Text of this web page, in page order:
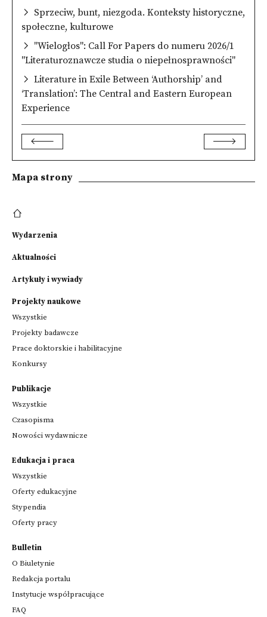
Sprzeciw, bunt, niezgoda. Konteksty historyczne,
społeczne, kulturowe
"Wielogłos": Call For Papers do numeru 2026/1
"Literaturoznawcze studia o niepełnosprawności"
Literature in Exile Between ‘Authorship’ and
‘Translation’: The Central and Eastern European
Experience
Mapa strony
Wydarzenia
Aktualności
Artykuły i wywiady
Projekty naukowe
Wszystkie
Projekty badawcze
Prace doktorskie i habilitacyjne
Konkursy
Publikacje
Wszystkie
Czasopisma
Nowości wydawnicze
Edukacja i praca
Wszystkie
Oferty edukacyjne
Stypendia
Oferty pracy
Bulletin
O Biuletynie
Redakcja portalu
Instytucje współpracujące
FAQ